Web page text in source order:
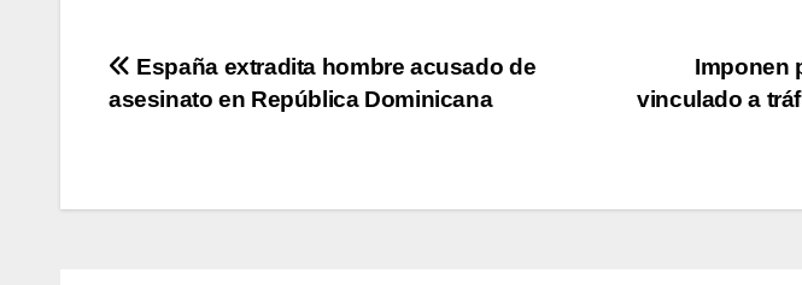
Navegación
Imponen
vinculado a
España extradita hombre acusado de
asesinato en República Dominicana